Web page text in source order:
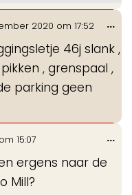
2020 om 17:52
46j slank ,
, grenspaal ,
parking geen
...
om 15:07
ergens naar de
Mill?
...